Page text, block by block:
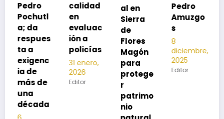
calidad
en
evaluac
ión a
policías
31 enero,
2026
Editor
al en
Sierra
de
Flores
Magón
para
protege
r
Pedro
Amuzgo
s
8
diciembre,
2025
Editor
neumon
ía
13
noviembre,
2025
Editor